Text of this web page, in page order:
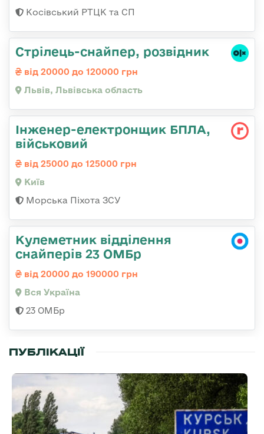
Косівський РТЦК та СП
Стрілець-снайпер, розвідник
від 20000 до 120000 грн
Львів, Львівська область
Інженер-електронщик БПЛА,
військовий
від 25000 до 125000 грн
Київ
Морська Піхота ЗСУ
Кулеметник відділення
снайперів 23 ОМБр
від 20000 до 190000 грн
Вся Україна
23 ОМБр
ПУБЛІКАЦІЇ